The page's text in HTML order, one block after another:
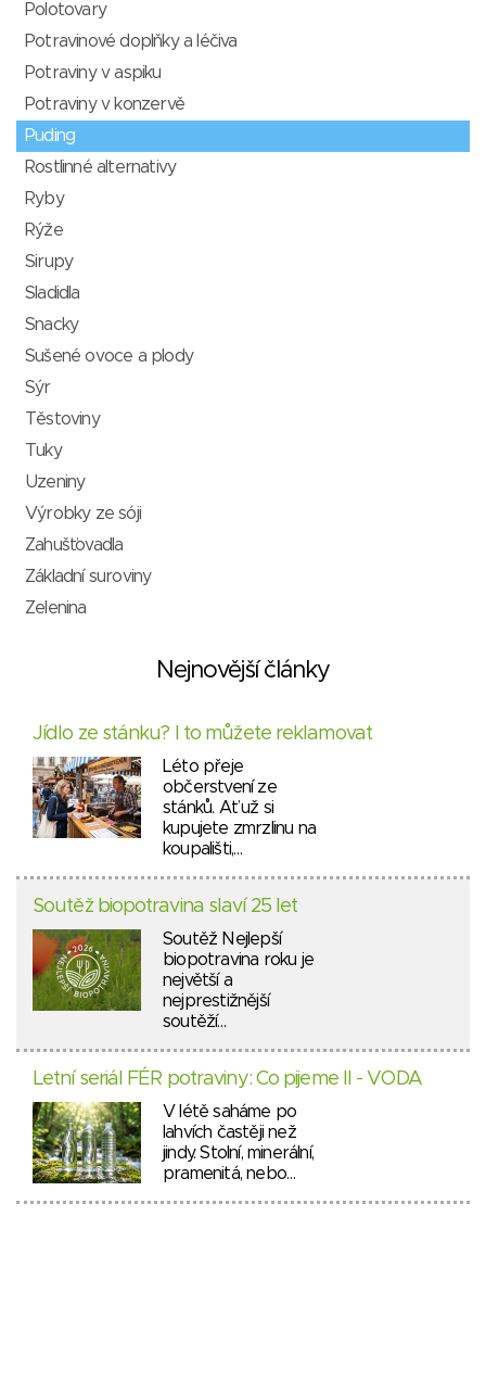
Polotovary
Potravinové doplňky a léčiva
Potraviny v aspiku
Potraviny v konzervě
Puding
Rostlinné alternativy
Ryby
Rýže
Sirupy
Sladidla
Snacky
Sušené ovoce a plody
Sýr
Těstoviny
Tuky
Uzeniny
Výrobky ze sóji
Zahušťovadla
Základní suroviny
Zelenina
Nejnovější články
Jídlo ze stánku? I to můžete reklamovat
Léto přeje
občerstvení ze
stánků. Ať už si
kupujete zmrzlinu na
koupališti,…
Soutěž biopotravina slaví 25 let
Soutěž Nejlepší
biopotravina roku je
největší a
nejprestižnější
soutěží…
Letní seriál FÉR potraviny: Co pijeme II - VODA
V létě saháme po
lahvích častěji než
jindy. Stolní, minerální,
pramenitá, nebo…